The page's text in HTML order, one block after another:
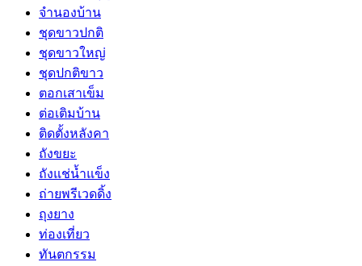
จำนองบ้าน
ชุดขาวปกติ
ชุดขาวใหญ่
ชุดปกติขาว
ตอกเสาเข็ม
ต่อเติมบ้าน
ติดตั้งหลังคา
ถังขยะ
ถังแช่น้ำแข็ง
ถ่ายพรีเวดดิ้ง
ถุงยาง
ท่องเที่ยว
ทันตกรรม